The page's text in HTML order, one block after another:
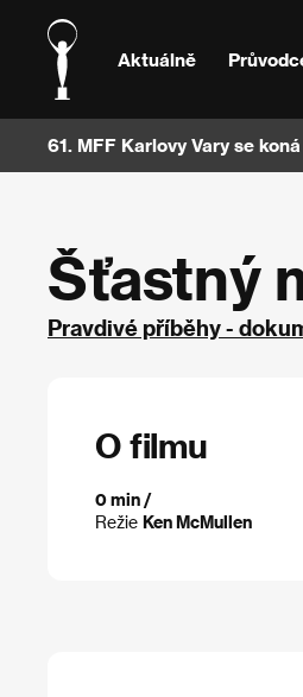
Aktuálně
61. MFF Karlovy Vary se
Šťastný
Pravdivé příběhy -
O filmu
0 min /
Režie Ken McMullen